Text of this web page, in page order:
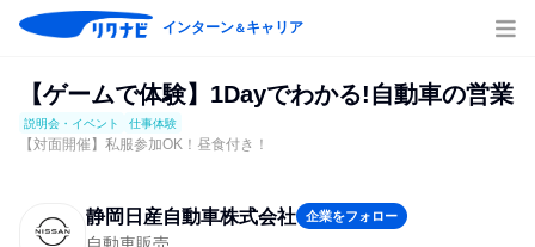
インターン＆キャリア
【ゲームで体験】1Dayでわかる!自動車の営業
説明会・イベント 仕事体験
【対面開催】私服参加OK！昼食付き！
静岡日産自動車株式会社 企業をフォロー